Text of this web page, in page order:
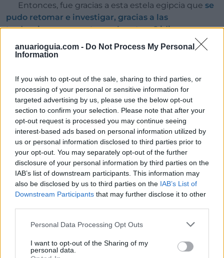
anuarioguia.com - Do Not Process My Personal
Information
If you wish to opt-out of the sale, sharing to third parties, or
processing of your personal or sensitive information for
targeted advertising by us, please use the below opt-out
section to confirm your selection. Please note that after your
opt-out request is processed you may continue seeing
interest-based ads based on personal information utilized by
us or personal information disclosed to third parties prior to
your opt-out. You may separately opt-out of the further
disclosure of your personal information by third parties on the
IAB’s list of downstream participants. This information may
also be disclosed by us to third parties on the IAB’s List of
Downstream Participants that may further disclose it to other
Personal Data Processing Opt Outs
I want to opt-out of the Sharing of my
personal data.
Entonces, fue gracias a esta estela egipcia que se
pudo retomar e investigar, gracias a las
traducciones presentes en los otros 2 idiomas que
la componen
, el desciframiento de esta lengua
asociada a la sucesión de pequeños glifos, y que dan
idioma del antiguo Egipto.
L a expansión de la
traducción en Occidente:
La Biblia